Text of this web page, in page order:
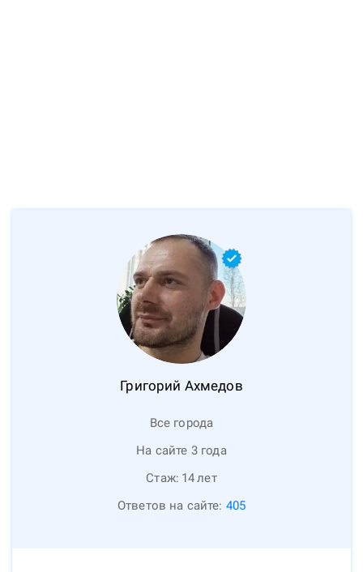
Григорий Ахмедов
Все города
На сайте 3 года
Стаж: 14лет
Ответов на сайте: 405